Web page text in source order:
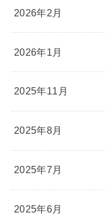
2026年2月
2026年1月
2025年11月
2025年8月
2025年7月
2025年6月